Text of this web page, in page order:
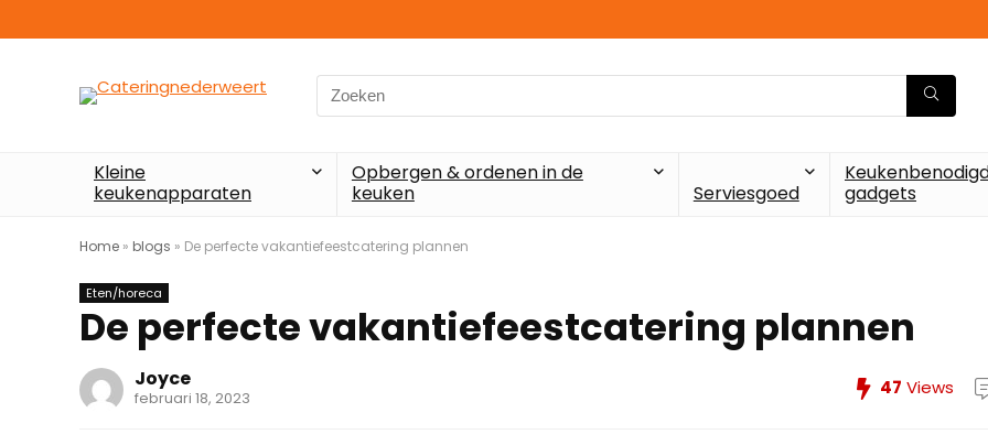
Search
for:
Kleine
keukenapparaten
Opbergen & ordenen in de
keuken
Serviesgoed
gadgets
Home » blogs » De perfecte vakantiefeestcatering plannen
Eten/horeca
De perfecte vakantiefeestcatering plannen
Joyce
februari 18, 2023 47 Views